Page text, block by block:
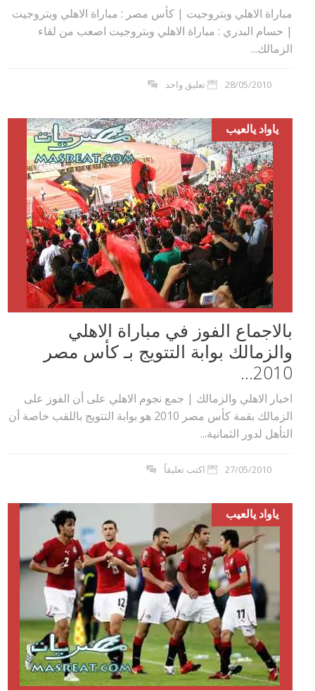
مباراة الاهلي وبتروجيت | كأس مصر : مباراة الاهلي وبتروجيت
| حسام البدري : مباراة الاهلي وبتروجيت اصعب من لقاء
الزمالك...
28/05/2010 تعليق واحد
ياواد يالعيب
بالاجماع الفوز في مباراة الاهلي
والزمالك بوابة التتويج بـ كأس مصر
2010...
اخبار الاهلي والزمالك | جمع نجوم الاهلي على أن الفوز على
الزمالك بقمة كأس مصر 2010 هو بوابة التتويج باللقب خاصة أن
التأهل لدور الثمانية...
27/05/2010 اكتب تعليقاً
ياواد يالعيب